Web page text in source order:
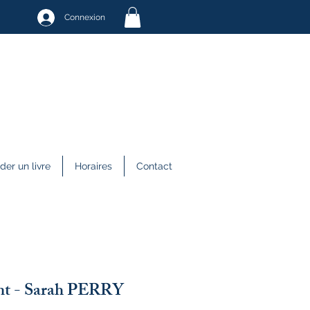
Connexion
un livre Horaires Contact
- Sarah PERRY